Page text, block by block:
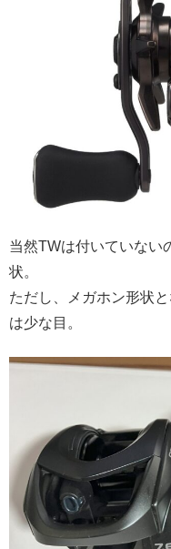
当然TWは付いていない
状。
ただし、メガホン形状
は少な目。